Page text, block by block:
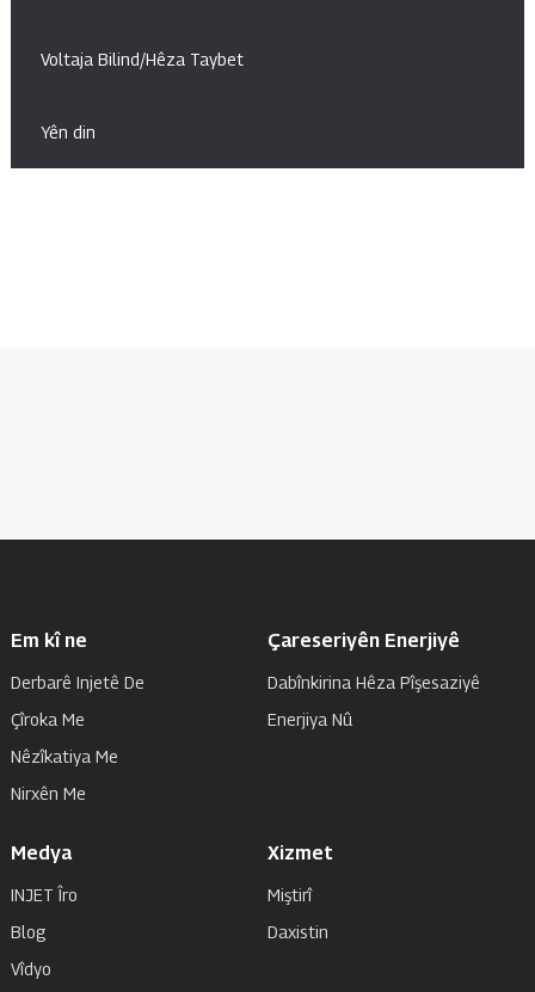
Voltaja Bilind/Hêza Taybet
Yên din
Em kî ne
Derbarê Injetê De
Çîroka Me
Nêzîkatiya Me
Nirxên Me
Çareseriyên Enerjiyê
Dabînkirina Hêza Pîşesaziyê
Enerjiya Nû
Medya
INJET Îro
Blog
Vîdyo
Xizmet
Miştirî
Daxistin